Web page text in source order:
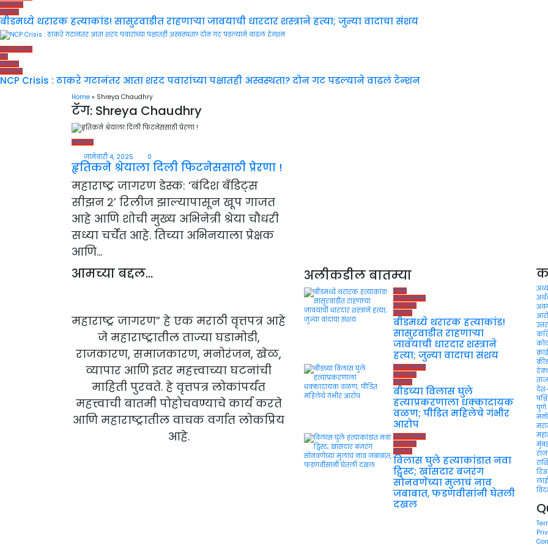
मराठवाडा
महाराष्ट्र
बीडमध्ये थरारक हत्याकांड! सासुरवाडीत राहणाऱ्या जावयाची धारदार शस्त्राने हत्या; जुन्या वादाचा संशय
ताज्या बातम्या
पुणे
महाराष्ट्र
राजकारण
NCP Crisis : ठाकरे गटानंतर आता शरद पवारांच्या पक्षातही अस्वस्थता? दोन गट पडल्याने वाढलं टेन्शन
Home » Shreya Chaudhry
टॅग: Shreya Chaudhry
मनोरंजन
जानेवारी 4, 2025 0
हृतिकने श्रेयाला दिली फिटनेससाठी प्रेरणा !
महाराष्ट्र जागरण डेस्क: ‘बंदिश बँडिट्स
सीझन २’ रिलीज झाल्यापासून खूप गाजत
आहे आणि शोची मुख्य अभिनेत्री श्रेया चौधरी
सध्या चर्चेत आहे. तिच्या अभिनयाला प्रेक्षक
आणि…
आमच्या बद्दल…
महाराष्ट्र जागरण” हे एक मराठी वृत्तपत्र आहे
जे महाराष्ट्रातील ताज्या घडामोडी,
राजकारण, समाजकारण, मनोरंजन, खेळ,
व्यापार आणि इतर महत्त्वाच्या घटनांची
माहिती पुरवते. हे वृत्तपत्र लोकांपर्यंत
महत्त्वाची बातमी पोहोचवण्याचे कार्य करते
आणि महाराष्ट्रातील वाचक वर्गात लोकप्रिय
आहे.
अलीकडील बातम्या
क्राईम
ताज्या बातम्या
मराठवाडा
महाराष्ट्र
बीडमध्ये थरारक हत्याकांड!
सासुरवाडीत राहणाऱ्या
जावयाची धारदार शस्त्राने
हत्या; जुन्या वादाचा संशय
ताज्या बातम्या
मराठवाडा
महाराष्ट्र
बीडच्या विलास घुले
हत्याप्रकरणाला धक्कादायक
वळण; पीडित महिलेचे गंभीर
आरोप
ताज्या बातम्या
मराठवाडा
महाराष्ट्र
विलास घुले हत्याकांडात नवा
ट्विस्ट; खासदार बजरंग
सोनवणेंच्या मुलाचं नाव
जबाबात, फडणवीसांनी घेतली
दखल
पुणे
मुंबई